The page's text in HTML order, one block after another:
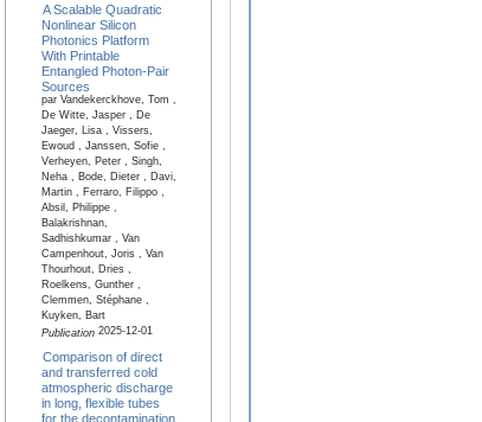
A Scalable Quadratic
Nonlinear Silicon
Photonics Platform
With Printable
Entangled Photon-Pair
Sources
par Vandekerckhove, Tom ,
De Witte, Jasper , De
Jaeger, Lisa , Vissers,
Ewoud , Janssen, Sofie ,
Verheyen, Peter , Singh,
Neha , Bode, Dieter , Davi,
Martin , Ferraro, Filippo ,
Absil, Philippe ,
Balakrishnan,
Sadhishkumar , Van
Campenhout, Joris , Van
Thourhout, Dries ,
Roelkens, Gunther ,
Clemmen, Stéphane ,
Kuyken, Bart
Publication2025-12-01
Comparison of direct
and transferred cold
atmospheric discharge
in long, flexible tubes
for the decontamination